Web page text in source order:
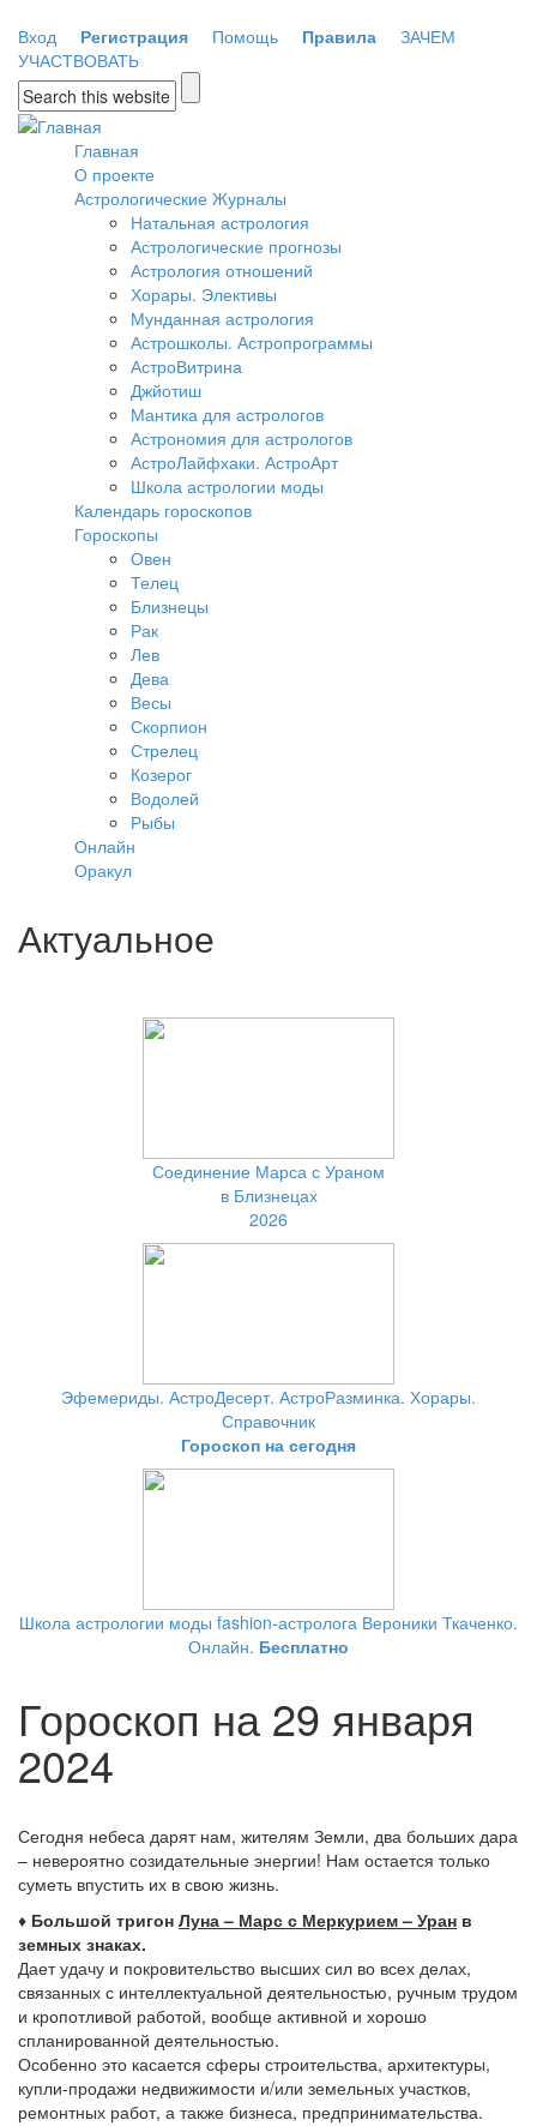
Вход
Регистрация Помощь Правила
ЗАЧЕМ
УЧАСТВОВАТЬ
Форма поиска
Главная
О проекте
Астрологические Журналы
Натальная астрология
Астрологические прогнозы
Астрология отношений
Хорары. Элективы
Мунданная астрология
Астрошколы. Астропрограммы
АстроВитрина
Джйотиш
Мантика для астрологов
Астрономия для астрологов
АстроЛайфхаки. АстроАрт
Школа астрологии моды
Календарь гороскопов
Гороскопы
Овен
Телец
Близнецы
Рак
Лев
Дева
Весы
Скорпион
Стрелец
Козерог
Водолей
Рыбы
Онлайн
Оракул
Актуальное
Соединение Марса с Ураном
в Близнецах
2026
Эфемериды. АстроДесерт. АстроРазминка. Хорары.
Справочник
Гороскоп на сегодня
Школа астрологии моды fashion-астролога Вероники Ткаченко.
Онлайн. Бесплатно
Гороскоп на 29 января
2024
Сегодня небеса дарят нам, жителям Земли, два больших дара
– невероятно созидательные энергии! Нам остается только
суметь впустить их в свою жизнь.
♦ Большой тригон Луна – Марс с Меркурием – Уран в
земных знаках.
Дает удачу и покровительство высших сил во всех делах,
связанных с интеллектуальной деятельностью, ручным трудом
и кропотливой работой, вообще активной и хорошо
спланированной деятельностью.
Особенно это касается сферы строительства, архитектуры,
купли-продажи недвижимости и/или земельных участков,
ремонтных работ, а также бизнеса, предпринимательства.